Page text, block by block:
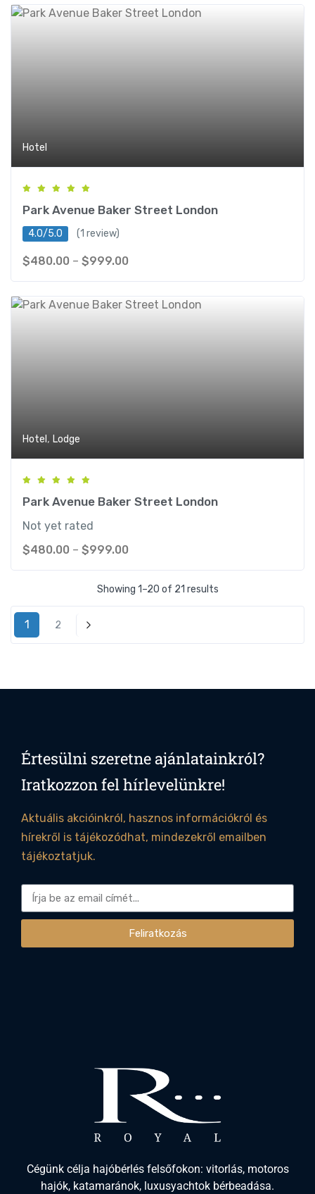
Hotel
Park Avenue Baker Street London
4.0/5.0 (1 review)
$480.00 – $999.00
Hotel , Lodge
Park Avenue Baker Street London
Not yet rated
$480.00 – $999.00
4.0/5 Excellent
Showing 1–20 of 21 results
1 2 Next
Értesülni szeretne ajánlatainkról?
Iratkozzon fel hírlevelünkre!
Aktuális akcióinkról, hasznos információkról és
hírekről is tájékozódhat, mindezekről emailben
tájékoztatjuk.
Feliratkozás
Cégünk célja hajóbérlés felsőfokon: vitorlás, motoros
hajók, katamaránok, luxusyachtok bérbeadása.